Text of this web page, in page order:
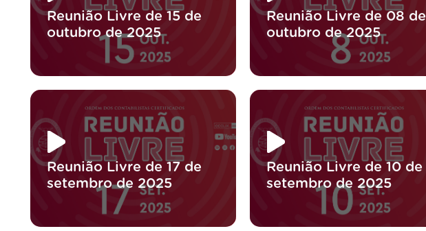
Reunião Livre de 15 de
outubro de 2025
Reunião Livre de 08 de
outubro de 2025
Reunião Livre de 17 de
setembro de 2025
Reunião Livre de 10 de
setembro de 2025